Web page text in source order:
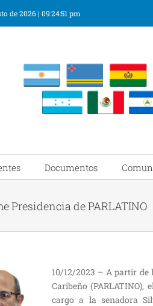
de 2026| 09:24:51 pm
Documentos
Presidencia de PARLATINO
10/12/2023 – A partir
Caribeño
cargo a la senadora